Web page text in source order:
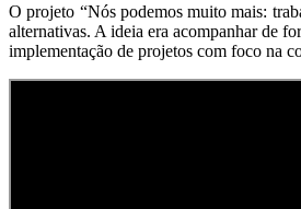
O projeto “Nós podemos muito mais:
alternativas. A ideia era acompanhar de
implementação de projetos com foco na